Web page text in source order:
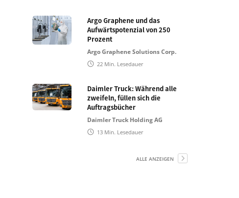
Argo Graphene und das
Aufwärtspotenzial von 250
Prozent
Argo Graphene Solutions Corp.
22 Min. Lesedauer
Daimler Truck: Während alle
zweifeln, füllen sich die
Auftragsbücher
Daimler Truck Holding AG
13 Min. Lesedauer
ALLE ANZEIGEN